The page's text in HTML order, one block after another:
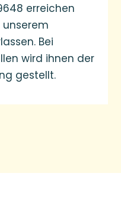
erreichen
Bei
wird ihnen der
gestellt.